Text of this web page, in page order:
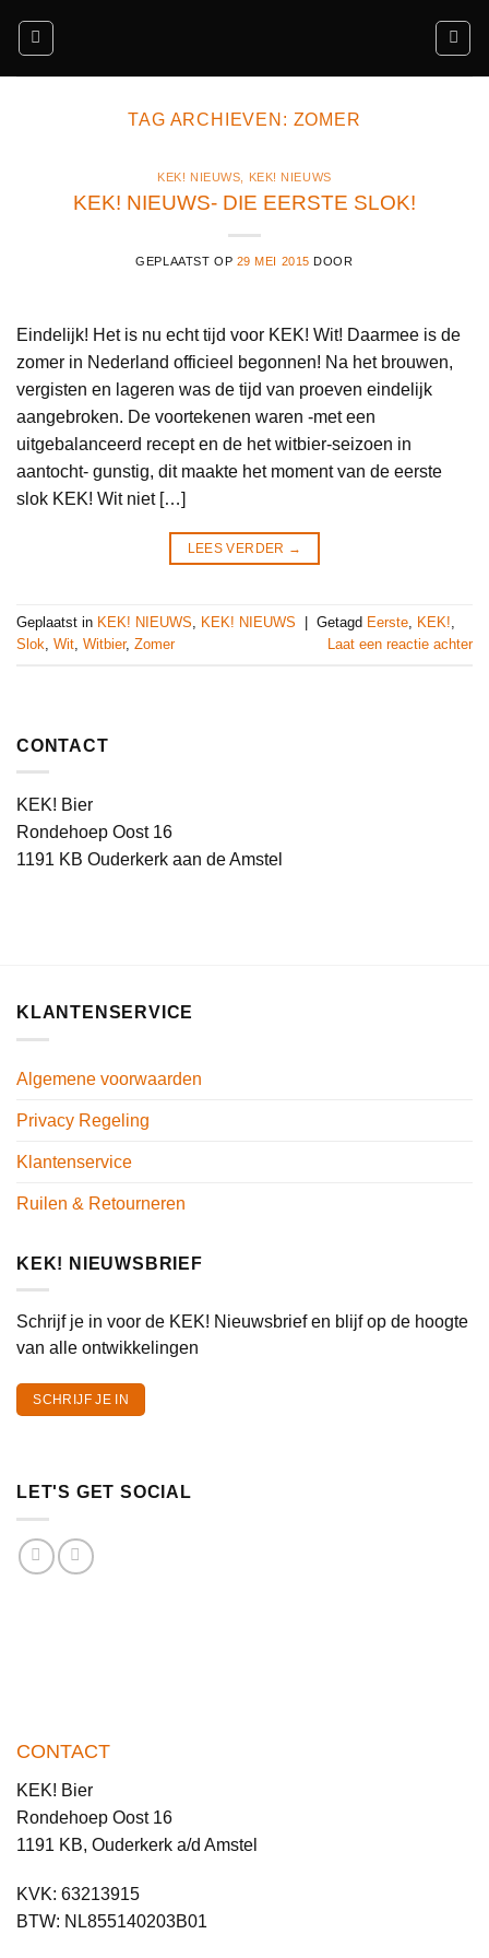
naar
TAG ARCHIEVEN: ZOMER
KEK! NIEUWS KEK! NIEUWS
KEK! NIEUWS- DIE EERSTE SLOK!
GEPLAATST OP 29 MEI 2015 DOOR
Eindelijk! Het is nu echt tijd voor KEK! Wit! Daarmee is de
zomer in Nederland officieel begonnen! Na het brouwen,
vergisten en lageren was de tijd van proeven eindelijk
aangebroken. De voortekenen waren -met een
uitgebalanceerd recept en de het witbier-seizoen in
aantocht- gunstig, dit maakte het moment van de eerste
slok KEK! Wit niet […]
LEES VERDER →
Geplaatst in KEK! NIEUWS KEK! NIEUWS Getagd Eerste KEK!
Slok Wit Witbier, Zomer Laat een reactie achter
CONTACT
KEK! Bier
Rondehoep Oost 16
1191 KB Ouderkerk aan de Amstel
KLANTENSERVICE
Algemene voorwaarden
Privacy Regeling
Klantenservice
Ruilen & Retourneren
KEK! NIEUWSBRIEF
Schrijf je in voor de KEK! Nieuwsbrief en blijf op de hoogte
van alle ontwikkelingen
SCHRIJF JE IN
LET'S GET SOCIAL
CONTACT
KEK! Bier
Rondehoep Oost 16
1191 KB, Ouderkerk a/d Amstel
KVK: 63213915
BTW: NL855140203B01